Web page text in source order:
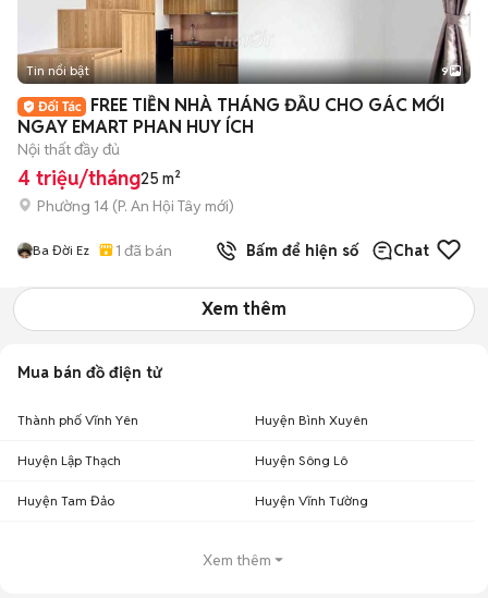
+2
Tin nổi bật 9
FREE TIỀN NHÀ THÁNG ĐẦU CHO GÁC MỚI
NGAY EMART PHAN HUY ÍCH
Nội thất đầy đủ
4 triệu/tháng25 m²
Phường 14 (P. An Hội Tây mới)
Ba Đời Ez 1 đã bán Bấm để hiện số Chat
Xem thêm
Mua bán đồ điện tử
Thành phố Vĩnh Yên Huyện Bình Xuyên
Huyện Lập Thạch Huyện Sông Lô
Huyện Tam Đảo Huyện Vĩnh Tường
Xem thêm